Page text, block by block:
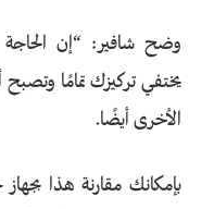
وضح شافير: “إن الحاجة
يختفي تركيزك تمامًا
الأخرى أيضًا.
بإمكانك مقارنة هذا